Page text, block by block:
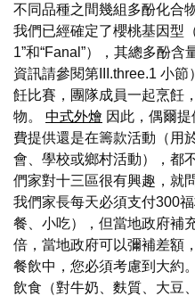
不同品種之間幾組多酚化合
我們已經確定了櫻桃基因型
1”和“Fanal”），其總多酚含
資訊請參閱第III.three.1 小
飪比賽，團隊成員一起烹飪
物。 中式外燴 因此，偶爾提
費提供還是在籌款活動（用
會、學校或鄉村活動），都
們家對十三區很有興趣，就
我們家長每天必須支付300
餐、小吃），但當地政府補
倍，當地政府可以彌補差額
餐飲中，您必須考慮到大約。
飲食（對牛奶、麩質、大豆